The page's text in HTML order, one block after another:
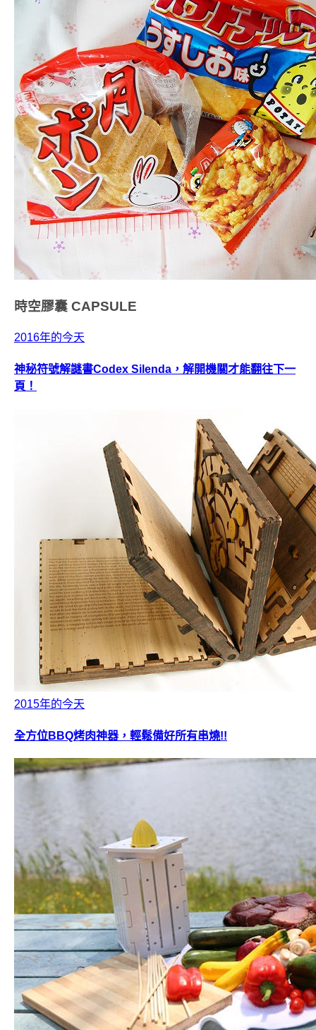
時空膠囊 CAPSULE
2016年的今天
神秘符號解謎書Codex Silenda，解開機關才能翻往下一
頁！
2015年的今天
全方位BBQ烤肉神器，輕鬆備好所有串燒!!